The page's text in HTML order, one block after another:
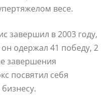
весе.
завершил в 2003 году,
одержал 41 победу, 2
завершения
посвятил себя